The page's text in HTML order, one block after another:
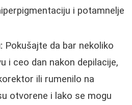
i potamnelje
Pokušajte da bar nekoliko
i ceo dan nakon depilacije,
ili rumenilo na
otvorene i lako se mogu